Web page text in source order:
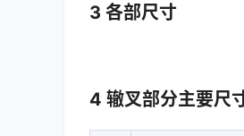
3 各部尺寸
4 辙叉部分主要尺